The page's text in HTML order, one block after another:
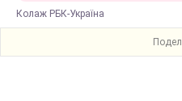
Колаж РБК-Україна